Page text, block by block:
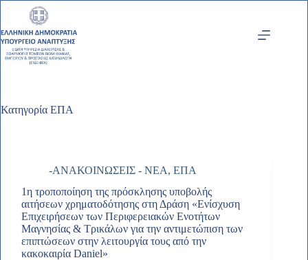
Μετάβαση
περιεχόμενο
Κατηγορία ΕΠΑ
-ΑΝΑΚΟΙΝΩΣΕΙΣ - ΝΕΑ, ΕΠΑ
1η τροποποίηση της πρόσκλησης υποβολής
αιτήσεων χρηματοδότησης στη Δράση «Ενίσχυση
Επιχειρήσεων των Περιφερειακών Ενοτήτων
Μαγνησίας & Τρικάλων για την αντιμετώπιση των
επιπτώσεων στην λειτουργία τους από την
κακοκαιρία Daniel»